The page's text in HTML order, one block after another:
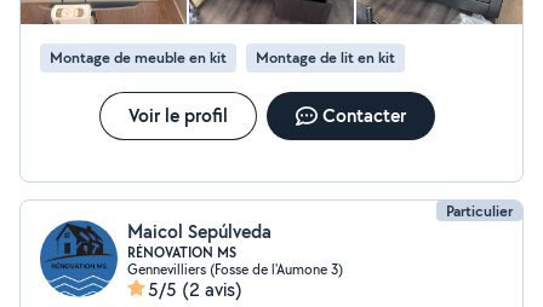
Montage de meuble en kit Montage de lit en kit
Voir le profil Contacter
Particulier
Maicol Sepúlveda
RÉNOVATION MS
Gennevilliers (Fosse de l'Aumone 3)
5/5 (2 avis)